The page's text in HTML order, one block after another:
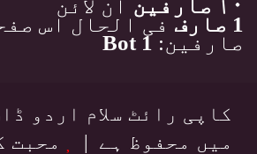
۱۰ صارفین آن لائن
1 صارف فی الحال اس
صارفین: 1 Bot
کاپی رائٹ سلام اردو
میں محفوظ ہے |
محبت